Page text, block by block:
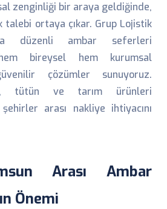
zenginliği bir araya geldiğinde,
talebi ortaya çıkar. Grup Lojistik
düzenli ambar seferleri
bireysel hem kurumsal
çözümler sunuyoruz.
tütün ve tarım ürünleri
arası nakliye ihtiyacını
Arası Ambar
Önemi